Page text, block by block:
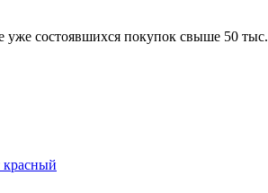
состоявшихся покупок свыше 50 тыс.
красный